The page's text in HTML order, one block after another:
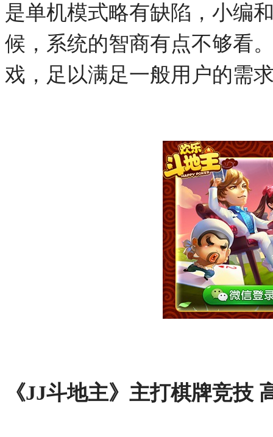
是单机模式略有缺陷，小编
候，系统的智商有点不够看
戏，足以满足一般用户的需
《JJ斗地主》主打棋牌竞技